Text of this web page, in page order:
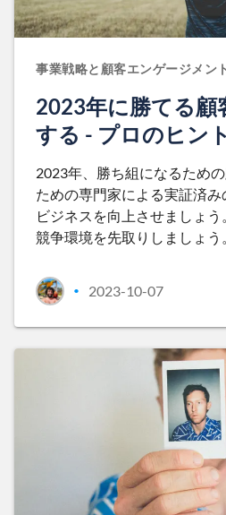
事業戦略と顧客エンゲージメント
2023年に勝てる顧
する - プロのヒント
2023年、勝ち組になるため
ための専門家による実証済
ビジネスを向上させましょう
競争環境を先取りしましょう
• 2023-10-07